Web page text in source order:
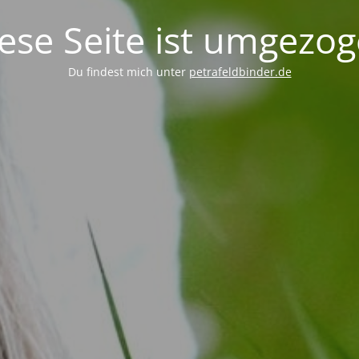
Seite ist
Du findest mich unter petrafeldbinder.de